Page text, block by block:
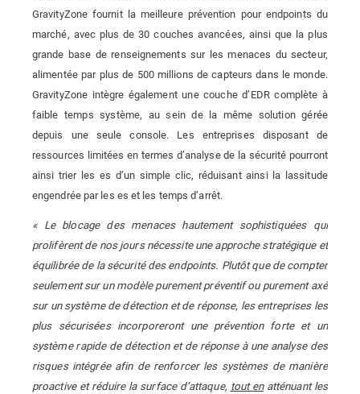
GravityZone fournit la meilleure prévention pour endpoints du
marché, avec plus de 30 couches avancées, ainsi que la plus
grande base de renseignements sur les menaces du secteur,
alimentée par plus de 500 millions de capteurs dans le monde.
GravityZone intègre également une couche d’EDR complète à
faible temps système, au sein de la même solution gérée
depuis une seule console. Les entreprises disposant de
ressources limitées en termes d’analyse de la sécurité pourront
ainsi trier les es d’un simple clic, réduisant ainsi la lassitude
engendrée par les es et les temps d’arrêt.
« Le blocage des menaces hautement sophistiquées qui
prolifèrent de nos jours nécessite une approche stratégique et
équilibrée de la sécurité des endpoints. Plutôt que de compter
seulement sur un modèle purement préventif ou purement axé
sur un système de détection et de réponse, les entreprises les
plus sécurisées incorporeront une prévention forte et un
système rapide de détection et de réponse à une analyse des
risques intégrée afin de renforcer les systèmes de manière
proactive et réduire la surface d’attaque, tout enatténuant les